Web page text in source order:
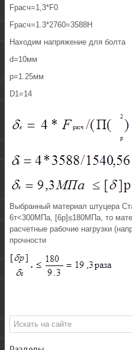
Fрасч=1,3*F0
Fрасч=1.3*2760=3588H
Находим напряжение для болта
d=10мм
p=1.25мм
D1=14
Выбранный материал штуцера
6т<300МПа, [6р]≤180МПа, то
расчетные рабочие нагрузки
прочности